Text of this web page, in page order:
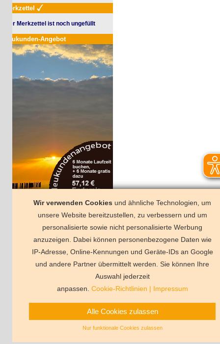
Merkzettel ist noch ungefüllt
Angebot
sind auch hier
Deutschland Florida
Frankreich
Wir verwenden Cookies und ähnliche Technologien, um
unsere Website bereitzustellen, zu verbessern und um
personalisierte sowie nicht personalisierte Werbung
anzuzeigen. Dabei können personenbezogene Daten wie
IP-Adresse, Online-Kennungen und Geräte-IDs an Google
und andere Partner übermittelt werden. Sie können Ihre
Auswahl jederzeit
anpassen. Cookie-Richtlinien|Impressum
Alle Cookies zulassen
Nur funktionale Cookies zulassen